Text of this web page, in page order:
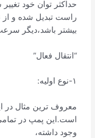
حداکثر توان خود
بیشتر باشد،دیگر
“انتقال فعال”
۱-نوع اولیه:
است.این پمپ در
وجود داشته،